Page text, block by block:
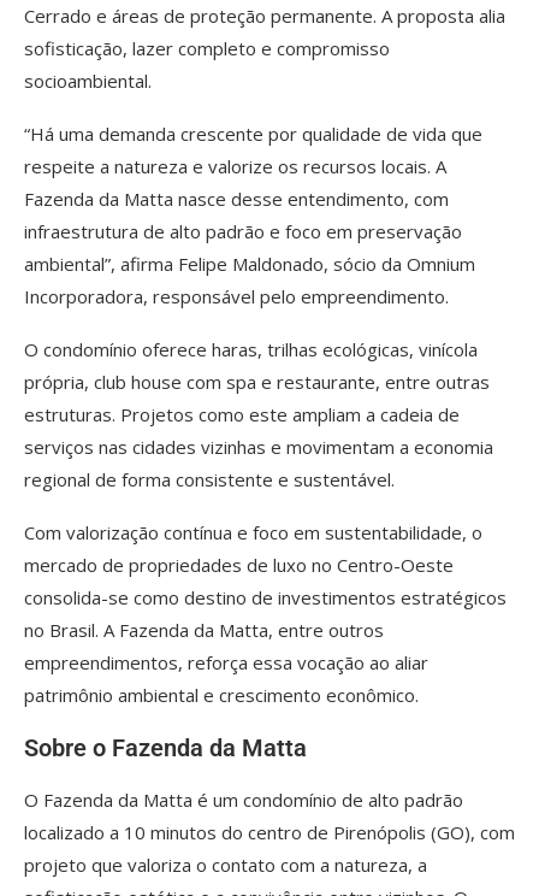
Cerrado e áreas de proteção permanente. A proposta alia
sofisticação, lazer completo e compromisso
socioambiental.
“Há uma demanda crescente por qualidade de vida que
respeite a natureza e valorize os recursos locais. A
Fazenda da Matta nasce desse entendimento, com
infraestrutura de alto padrão e foco em preservação
ambiental”, afirma Felipe Maldonado, sócio da Omnium
Incorporadora, responsável pelo empreendimento.
O condomínio oferece haras, trilhas ecológicas, vinícola
própria, club house com spa e restaurante, entre outras
estruturas. Projetos como este ampliam a cadeia de
serviços nas cidades vizinhas e movimentam a economia
regional de forma consistente e sustentável.
Com valorização contínua e foco em sustentabilidade, o
mercado de propriedades de luxo no Centro-Oeste
consolida-se como destino de investimentos estratégicos
no Brasil. A Fazenda da Matta, entre outros
empreendimentos, reforça essa vocação ao aliar
patrimônio ambiental e crescimento econômico.
Sobre o Fazenda da Matta
O Fazenda da Matta é um condomínio de alto padrão
localizado a 10 minutos do centro de Pirenópolis (GO), com
projeto que valoriza o contato com a natureza, a